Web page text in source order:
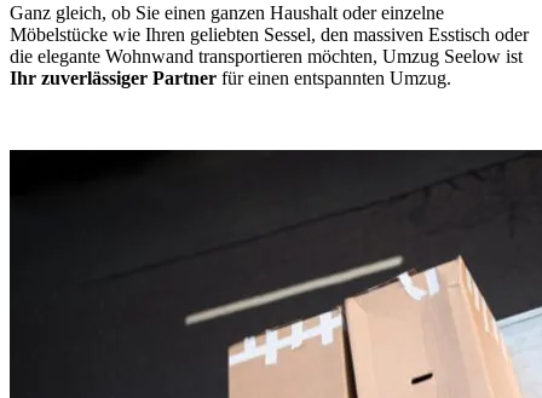
Ganz gleich, ob Sie einen ganzen Haushalt oder einzelne
Möbelstücke wie Ihren geliebten Sessel, den massiven Esstisch oder
die elegante Wohnwand transportieren möchten, Umzug Seelow ist
Ihr zuverlässiger Partner für einen entspannten Umzug.